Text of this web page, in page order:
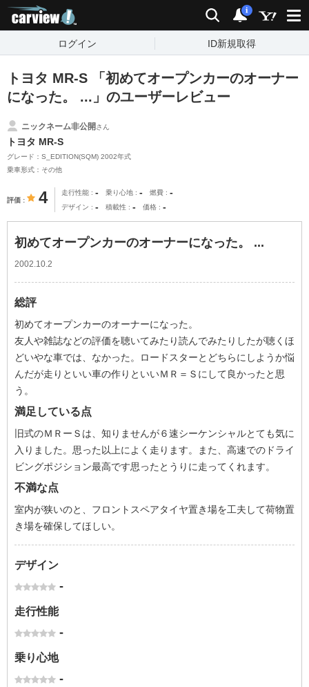
検索 通知
i
ログイン ID新規取得
トヨタ MR-S 「初めてオープンカーのオーナー
になった。 ...」のユーザーレビュー
ニックネーム非公開さん
トヨタ MR-S
グレード：S_EDITION(SQM) 2002年式
乗車形式：その他
評価 4 走行性能 - 乗り心地 - 燃費 -
デザイン - 積載性 - 価格 -
初めてオープンカーのオーナーになった。 ...
2002.10.2
総評
初めてオープンカーのオーナーになった。
友人や雑誌などの評価を聴いてみたり読んでみたりしたが聴くほ
どいやな車では、なかった。ロードスターとどちらにしようか悩
んだが走りといい車の作りといいＭＲ＝Ｓにして良かったと思
う。
満足している点
旧式のＭＲーＳは、知りませんが６速シーケンシャルとても気に
入りました。思った以上によく走ります。また、高速でのドライ
ビングポジション最高です思ったとうりに走ってくれます。
不満な点
室内が狭いのと、フロントスペアタイヤ置き場を工夫して荷物置
き場を確保してほしい。
デザイン
-
走行性能
-
乗り心地
-